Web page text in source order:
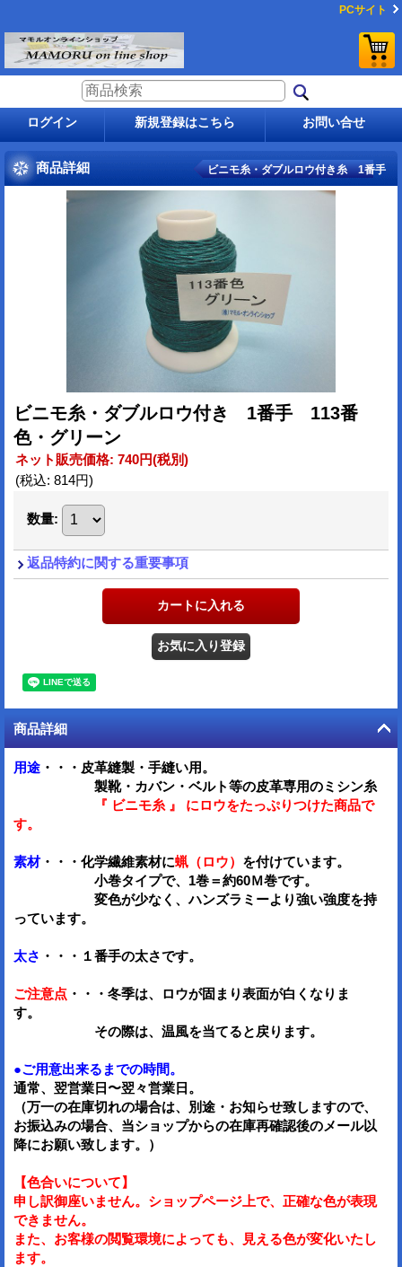
PCサイト
ログイン 新規登録はこちら お問い合せ
商品詳細 ビニモ糸・ダブルロウ付き糸 1番手
ビニモ糸・ダブルロウ付き 1番手 113番
色・グリーン
ネット販売価格: 740円(税別)
(税込: 814円)
数量:
返品特約に関する重要事項
商品詳細
用途 ・・・皮革縫製・手縫い用。
製靴・カバン・ベルト等の皮革専用のミシン糸
『 ビニモ糸 』 にロウをたっぷりつけた商品で
す。
素材・・・化学繊維素材に蝋（ロウ） を付けています。
小巻タイプで、1巻＝約60Ｍ巻です。
変色が少なく、ハンズラミーより強い強度を持
っています。
太さ ・・・１番手の太さです。
ご注意点 ・・・冬季は、ロウが固まり表面が白くなりま
す。
その際は、温風を当てると戻ります。
●ご用意出来るまでの時間。
通常、翌営業日〜翌々営業日。
（万一の在庫切れの場合は、別途・お知らせ致しますので、
お振込みの場合、当ショップからの在庫再確認後のメール以
降にお願い致します。）
【色合いについて】
申し訳御座いません。ショップページ上で、正確な色が表現
できません。
また、お客様の閲覧環境によっても、見える色が変化いたし
ます。